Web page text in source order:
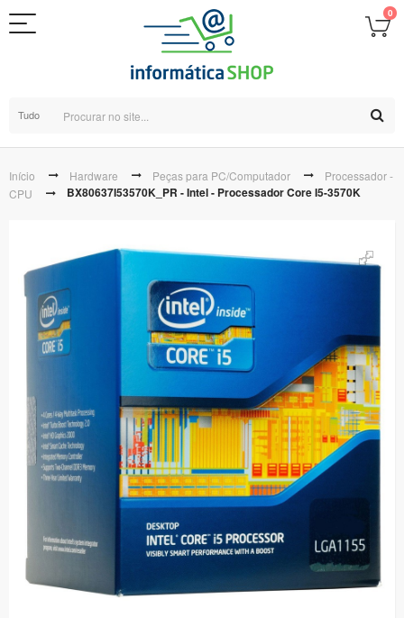
0
Tudo
Início Hardware Peças para PC/Computador
Processador -
CPU
BX80637I53570K_PR - Intel - Processador Core I5-3570K